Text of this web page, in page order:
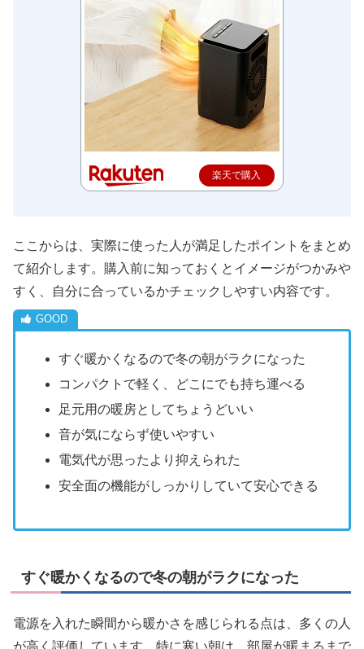
楽天で購入
ここからは、実際に使った人が満足したポイントをまとめ
て紹介します。購入前に知っておくとイメージがつかみや
すく、自分に合っているかチェックしやすい内容です。
すぐ暖かくなるので冬の朝がラクになった
コンパクトで軽く、どこにでも持ち運べる
足元用の暖房としてちょうどいい
音が気にならず使いやすい
電気代が思ったより抑えられた
安全面の機能がしっかりしていて安心できる
すぐ暖かくなるので冬の朝がラクになった
電源を入れた瞬間から暖かさを感じられる点は、多くの人
が高く評価しています。特に寒い朝は、部屋が暖まるまで